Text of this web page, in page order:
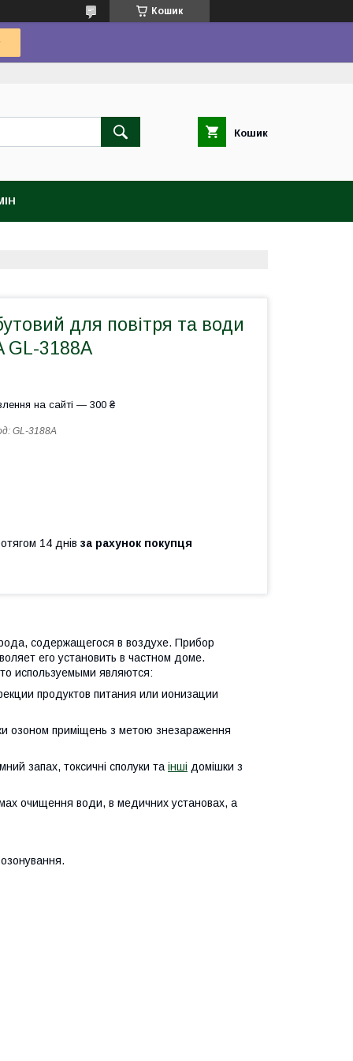
Кошик
Кошик
для повітря та води
GL-3188A
на сайті — 300 ₴
GL-3188A
14 днів за рахунок покупця
содержащегося в воздухе. Прибор
его установить в частном доме.
используемыми являются:
продуктов питания или ионизации
озоном приміщень з метою знезараження
запах, токсичні сполуки та інші домішки з
очищення води, в медичних установах, а